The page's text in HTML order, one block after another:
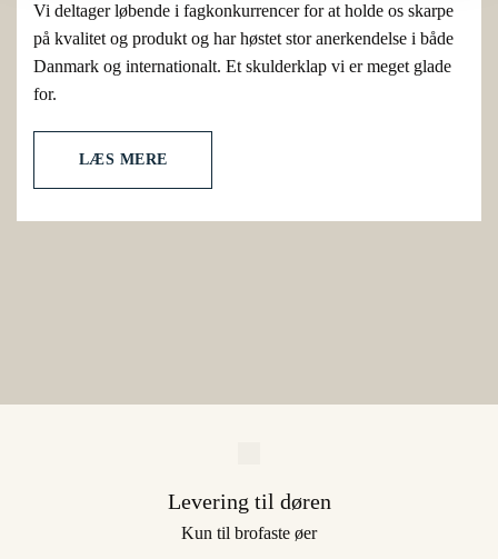
Vi deltager løbende i fagkonkurrencer for at holde os skarpe
på kvalitet og produkt og har høstet stor anerkendelse i både
Danmark og internationalt. Et skulderklap vi er meget glade
for.
LÆS MERE
Levering til døren
Kun til brofaste øer